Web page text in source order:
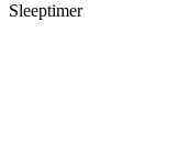
Sleeptimer